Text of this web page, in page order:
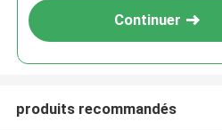
Continuer
produits recommandés